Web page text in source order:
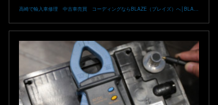
高崎で輸入車修理 中古車売買 コーディングならBLAZE（ブレイズ）へ│BLAZE Total Car Support & Modify in Takasaki Gunma